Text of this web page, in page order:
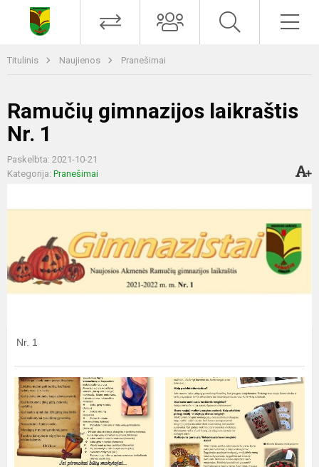
Titulinis Naujienos Pranešimai
Ramučių gimnazijos laikraštis
Nr. 1
Paskelbta: 2021-10-21
Kategorija: Pranešimai
Nr. 1